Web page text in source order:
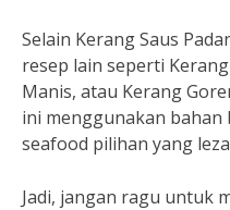
Selain Kerang Saus
resep lain seperti
Manis, atau Kerang
ini menggunakan bahan
seafood pilihan yang
Jadi, jangan ragu untuk